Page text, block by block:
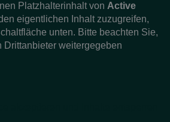
Platzhalterinhalt von Active
eigentlichen Inhalt zuzugreifen,
unten. Bitte beachten Sie,
Drittanbieter weitergegeben